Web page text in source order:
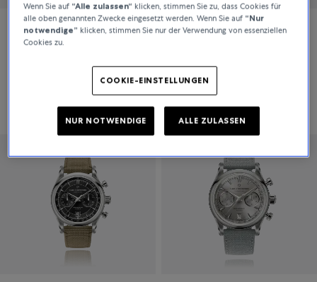
Carl F. Bucherer
Carl F. Bucherer
Wenn Sie auf “Alle zulassen“ klicken, stimmen Sie zu, dass Cookies für
alle oben genannten Zwecke eingesetzt werden. Wenn Sie auf “Nur
notwendige” klicken, stimmen Sie nur der Verwendung von essenziellen
Cookies zu.
COOKIE-EINSTELLUNGEN
NUR NOTWENDIGE ALLE ZULASSEN